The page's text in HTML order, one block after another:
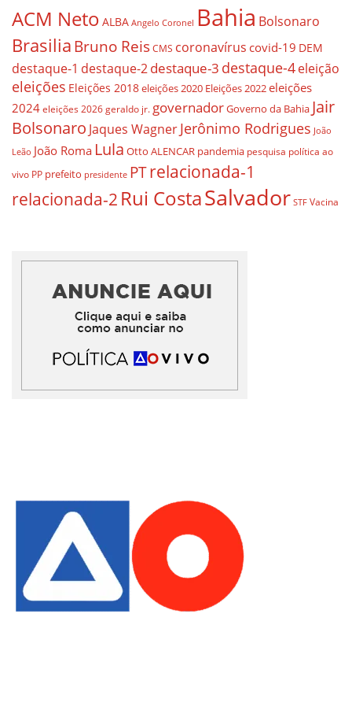
ACM Neto ALBA Angelo Coronel Bahia Bolsonaro
BrasiliaBruno ReisCMS coronavírus covid-19 DEM
destaque-1 destaque-2destaque-3 destaque-4eleição
eleições Eleições 2018eleições 2020 Eleições 2022eleições
2024 eleições 2026 geraldo jr. governadorGoverno da Bahia Jair
Bolsonaro Jaques WagnerJerônimo Rodrigues João
Leão João Roma Lula Otto ALENCAR pandemia pesquisa política ao
vivo PP prefeito presidente PTrelacionada-1
relacionada-2 Rui CostaSalvador STF Vacina